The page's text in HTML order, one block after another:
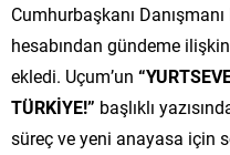
Cumhurbaşkanı
hesabından gündeme
ekledi. Uçum’un
TÜRKİYE!” başlıklı
süreç ve yeni anayasa için